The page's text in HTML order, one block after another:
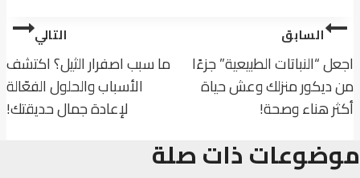
تصفّح
المقالات
السابق
اجعل “النباتات الطبيعية” جزءًا
من ديكور منزلك وعش حياة
أكثر هناء وصحة!
التالي
ما سبب اصفرار الثيل؟ اكتشف
الأسباب والحلول الفعّالة
لإعادة جمال حديقتك!
موضوعات ذات صلة